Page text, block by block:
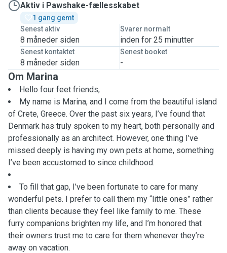
Aktiv i Pawshake-fællesskabet
1 gang gemt
Senest aktiv
8 måneder siden
Svarer normalt
inden for 25 minutter
Senest kontaktet
8 måneder siden
Senest booket
-
Om Marina
Hello four feet friends,
My name is Marina, and I come from the beautiful island
of Crete, Greece. Over the past six years, I’ve found that
Denmark has truly spoken to my heart, both personally and
professionally as an architect. However, one thing I’ve
missed deeply is having my own pets at home, something
I’ve been accustomed to since childhood.
To fill that gap, I’ve been fortunate to care for many
wonderful pets. I prefer to call them my “little ones” rather
than clients because they feel like family to me. These
furry companions brighten my life, and I’m honored that
their owners trust me to care for them whenever they’re
away on vacation.